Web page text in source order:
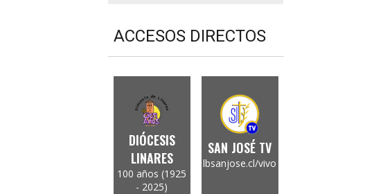
ACCESOS DIRECTOS
DIÓCESIS
LINARES
100 años (1925
- 2025)
SAN JOSÉ TV
lbsanjose.cl/vivo